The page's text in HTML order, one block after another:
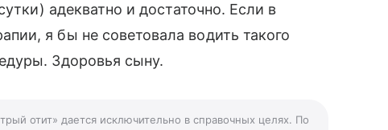
адекватно и достаточно. Если в
я бы не советовала водить такого
Здоровья сыну.
отит» дается исключительно в справочных целях. По